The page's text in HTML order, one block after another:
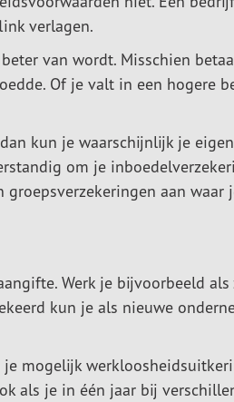
verlagen.
van wordt. Misschien
Of je valt in een hogere
kun je waarschijnlijk je eigen
om je
aan waar
Werk je bijvoorbeeld als
kun je als nieuwe
mogelijk
als je in één jaar bij